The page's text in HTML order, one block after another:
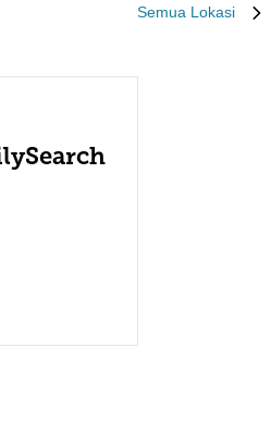
Semua Lokasi